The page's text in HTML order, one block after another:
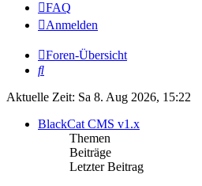
FAQ
Anmelden
Foren-Übersicht
Suche
Aktuelle Zeit: Sa 8. Aug 2026, 15:22
BlackCat CMS v1.x
Themen
Beiträge
Letzter Beitrag